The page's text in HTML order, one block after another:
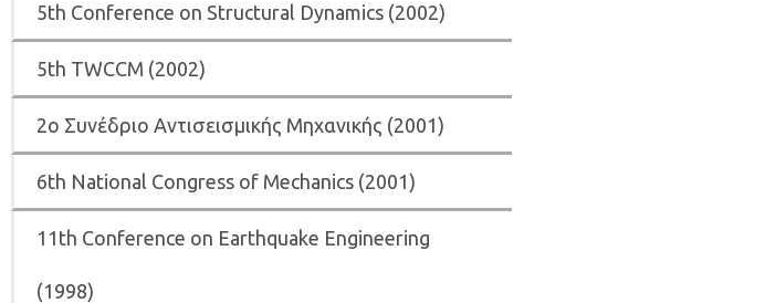
5th Conference on Structural Dynamics (2002)
5th ΤWCCM (2002)
2ο Συνέδριο Αντισεισμικής Μηχανικής (2001)
6th National Congress of Mechanics (2001)
11th Conference on Earthquake Engineering
(1998)